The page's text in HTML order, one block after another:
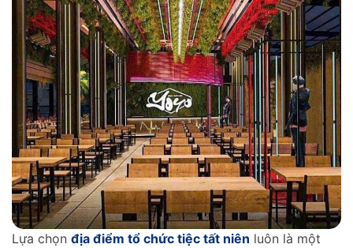
Lựa chọn địa điểm tổ chức tiệc tất niên luôn là một